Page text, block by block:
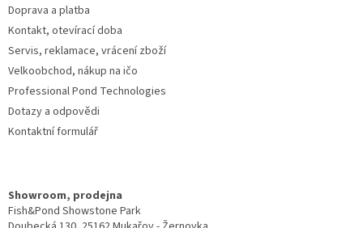
Doprava a platba
Kontakt, otevírací doba
Servis, reklamace, vrácení zboží
Velkoobchod, nákup na ičo
Professional Pond Technologies
Dotazy a odpovědi
Kontaktní formulář
Showroom, prodejna
Fish&Pond Showstone Park